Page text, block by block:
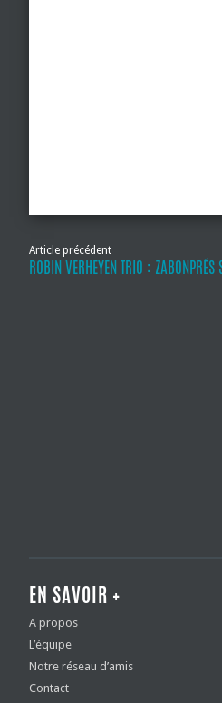
Article précédent
ROBIN VERHEYEN TRIO : ZABONPRÉS
EN SAVOIR +
A propos
L’équipe
Notre réseau d’amis
Contact